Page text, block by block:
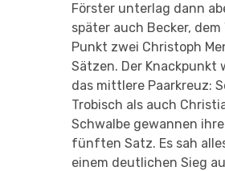
Förster unterlag dann
später auch Becker,
Punkt zwei Christoph
Sätzen. Der Knackpunkt
das mittlere Paarkreuz:
Trobisch als auch
Schwalbe gewannen
fünften Satz. Es sah
einem deutlichen Sieg